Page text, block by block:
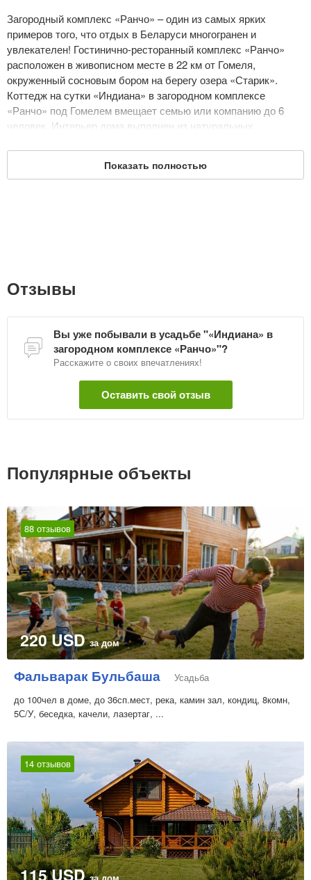
Загородный комплекс «Ранчо» – один из самых ярких
примеров того, что отдых в Беларуси многогранен и
увлекателен! Гостинично-ресторанный комплекс «Ранчо»
расположен в живописном месте в 22 км от Гомеля,
окруженный сосновым бором на берегу озера «Старик».
Коттедж на сутки «Индиана» в загородном комплексе
«Ранчо» под Гомелем вмещает семью или компанию до 6
человек. Интерьер дома выполнен из натуральных
аренду имеет 3 спальные комнаты с односпальными и
двуспальными кроватями, гостиную с обеденной зоной и
выбор различных развлечений и активностей (катание на
контактный зоопарк, мангал и многое другое).
Дата обновления: 16 сентября 2022
Показать полностью
Отзывы
Вы уже побывали в усадьбе "«Индиана» в
загородном комплексе «Ранчо»"?
Расскажите о своих впечатлениях!
Оставить свой отзыв
Популярные объекты
88 отзывов
220 USDза дом
Фальварак Бульбаша
Усадьба
до 100чел в доме, до 36сп.мест, река, камин зал, кондиц, 8комн,
5С/У, беседка, качели, лазертаг, ...
14 отзывов
115 USD